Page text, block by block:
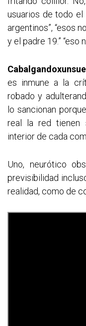
usuarios de todo el
argentinos”, “esos
y el padre 19.” “eso
es inmune a la
robado y
lo sancionan
real la red tienen
interior de cada
Uno, neurótico
previsibilidad
realidad, como de